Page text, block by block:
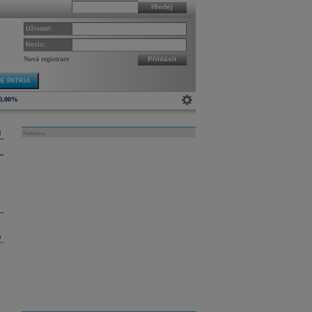
Hledej
Uživatel:
Heslo:
Nová registrace Přihlásit
PATRIA
Reklama